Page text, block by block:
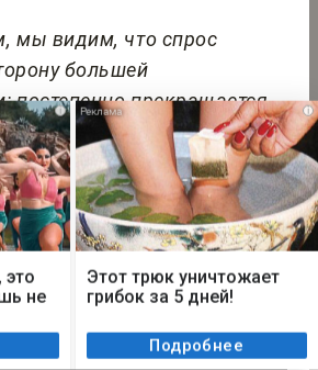
мы видим, что спрос
большей
постепенно прекращается
рынка,
со второй половины 2024
В то же время растёт
сегментов жилья,
от льготного
Во время посещения сайта
тем, что мы обрабатываем
данные с использованием
top.mail.ru, LiveInternet.
i
это
не
i
Этот трюк уничтожает
грибок за 5 дней!
Подробнее